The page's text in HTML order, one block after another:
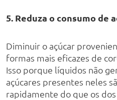
5. Reduza o consumo de
Diminuir o açúcar
formas mais eficazes de
Isso porque líquidos não
açúcares presentes neles
rapidamente do que os